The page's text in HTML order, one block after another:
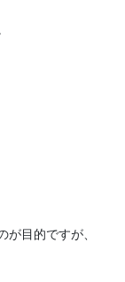
目的ですが、